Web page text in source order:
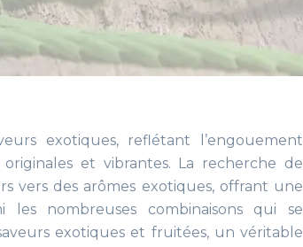
exotiques, reflétant l’engouement
et vibrantes. La recherche de
vers des arômes exotiques, offrant une
les nombreuses combinaisons qui se
exotiques et fruitées, un véritable